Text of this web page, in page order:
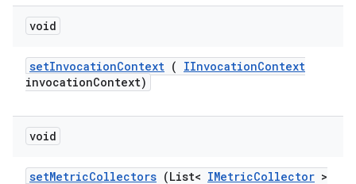
void
setInvocationContext ( IInvocationContext
invocationContext)
void
setMetricCollectors (List< IMetricCollector >